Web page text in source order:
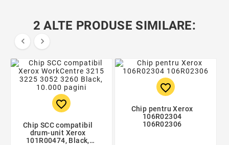
2 ALTE PRODUSE SIMILARE:
 
favorite_border
Chip SCC compatibil
drum-unit Xerox
101R00474, Black,
favorite_border
Chip pentru Xerox
106R02304
106R02306